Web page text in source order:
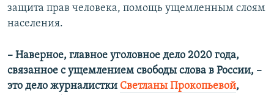
защита прав человека, помощь ущемленным слоям
населения.
– Наверное, главное уголовное дело 2020 года,
связанное с ущемлением свободы слова в России, –
это дело журналистки Светланы Прокопьевой,